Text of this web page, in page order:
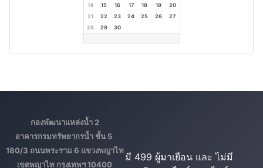
14
15 16 17 18 19
20
21
22 23 24 25 26
27
28
29 30
กองพัฒนาแหล่งน้ำ 2
อาคารกรมทรัพยากรน้ำ ชั้น 5
180/3 ถนนพระราม 6 แขวงพญาไท
เขตพญาไท กรุงเทพฯ 10400
มี 499 ผู้มาเยือน และ ไม่มี